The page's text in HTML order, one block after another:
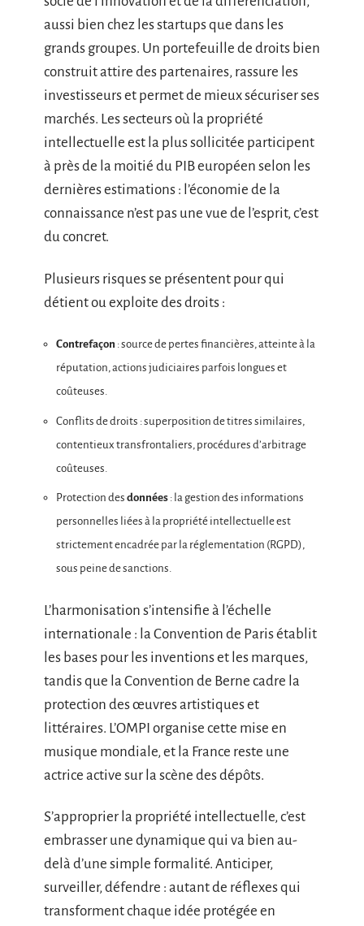
aussi bien chez les startups que dans les
grands groupes. Un portefeuille de droits bien
construit attire des partenaires, rassure les
investisseurs et permet de mieux sécuriser ses
marchés. Les secteurs où la propriété
intellectuelle est la plus sollicitée participent
à près de la moitié du PIB européen selon les
dernières estimations : l’économie de la
connaissance n’est pas une vue de l’esprit, c’est
du concret.
Plusieurs risques se présentent pour qui
détient ou exploite des droits :
Contrefaçon : source de pertes financières, atteinte à la
réputation, actions judiciaires parfois longues et
coûteuses.
Conflits de droits : superposition de titres similaires,
contentieux transfrontaliers, procédures d’arbitrage
coûteuses.
Protection des données : la gestion des informations
personnelles liées à la propriété intellectuelle est
strictement encadrée par la réglementation (RGPD),
sous peine de sanctions.
L’harmonisation s’intensifie à l’échelle
internationale : la Convention de Paris établit
les bases pour les inventions et les marques,
tandis que la Convention de Berne cadre la
protection des œuvres artistiques et
littéraires. L’OMPI organise cette mise en
musique mondiale, et la France reste une
actrice active sur la scène des dépôts.
S’approprier la propriété intellectuelle, c’est
embrasser une dynamique qui va bien au-
delà d’une simple formalité. Anticiper,
surveiller, défendre : autant de réflexes qui
transforment chaque idée protégée en